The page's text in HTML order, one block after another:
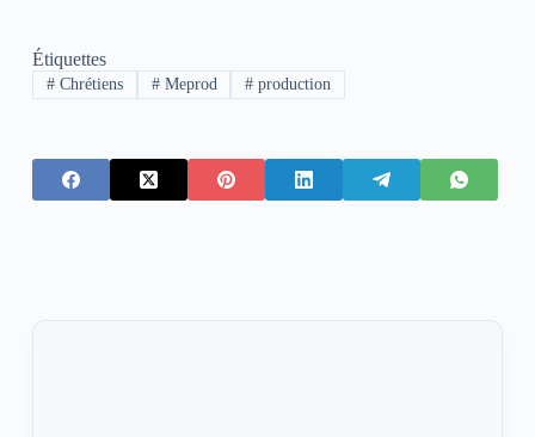
Étiquettes
#Chrétiens #Meprod # production